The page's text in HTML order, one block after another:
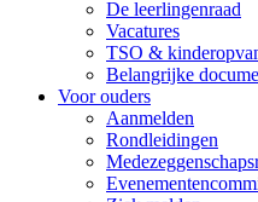
De leerlingenraad
Vacatures
TSO &
Belangrijke
Voor ouders
Aanmelden
Rondleidingen